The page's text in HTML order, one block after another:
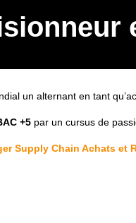
un alternant en tant
+5 par un cursus de
Supply Chain Achats et